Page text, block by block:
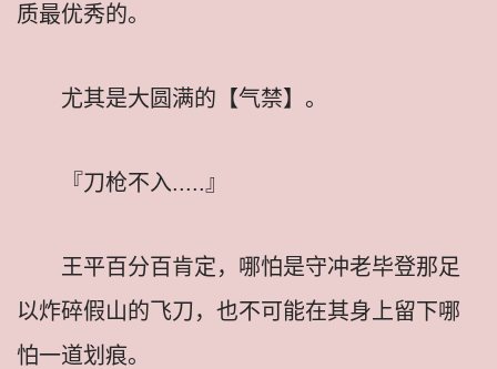
质最优秀的。
尤其是大圆满的【气禁】。
『刀枪不入.....』
王平百分百肯定，哪怕是守冲老毕登那足
以炸碎假山的飞刀，也不可能在其身上留下哪
怕一道划痕。